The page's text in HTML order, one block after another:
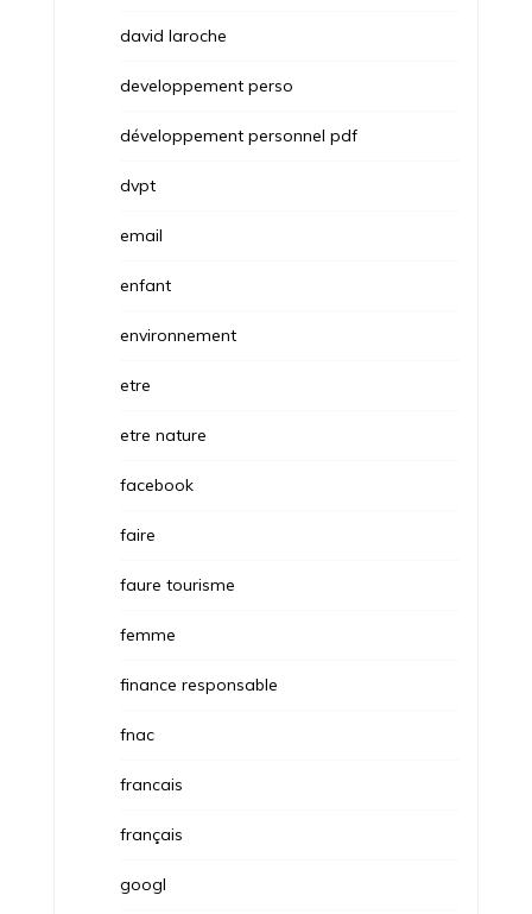
david laroche
developpement perso
développement personnel pdf
dvpt
email
enfant
environnement
etre
etre nature
facebook
faire
faure tourisme
femme
finance responsable
fnac
francais
français
googl